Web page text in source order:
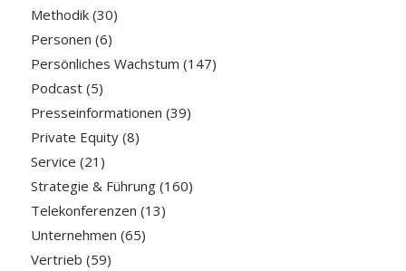
Methodik(30)
Personen (6)
Persönliches Wachstum (147)
Podcast(5)
Presseinformationen (39)
Private Equity(8)
Service (21)
Strategie & Führung(160)
Telekonferenzen (13)
Unternehmen (65)
Vertrieb (59)